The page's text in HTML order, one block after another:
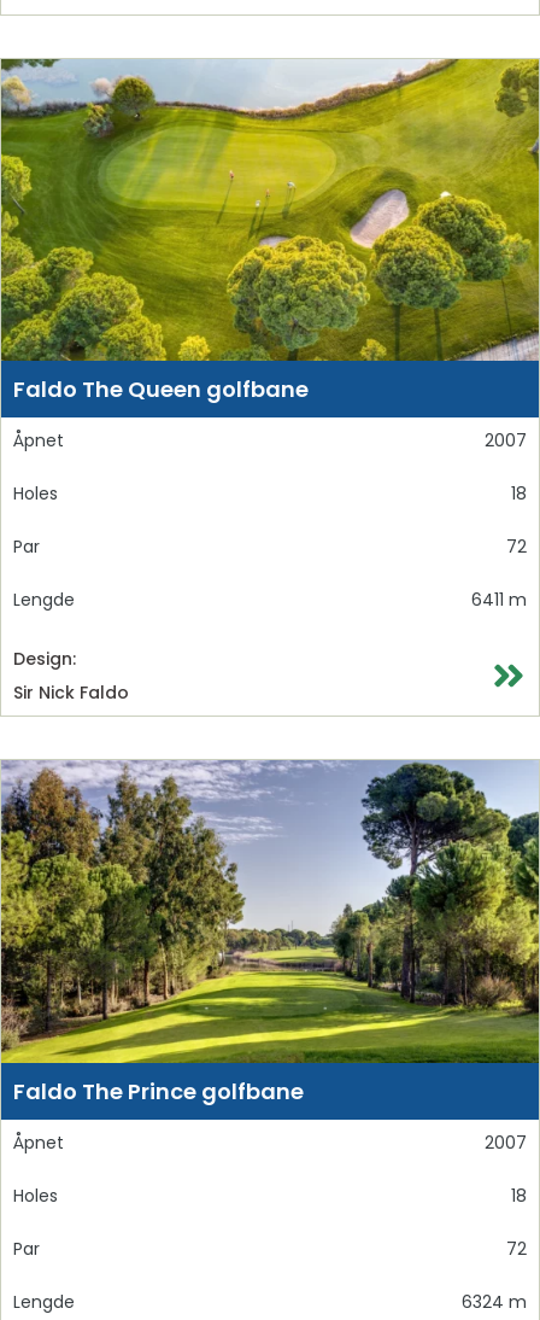
Faldo The Queen golfbane
Åpnet 2007
Holes 18
Par 72
Lengde 6411 m
Design:
Sir Nick Faldo
Faldo The Prince golfbane
Åpnet 2007
Holes 18
Par 72
Lengde 6324 m